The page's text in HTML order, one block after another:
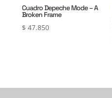
Cuadro Depeche Mode – A
Broken Frame
$ 47.850